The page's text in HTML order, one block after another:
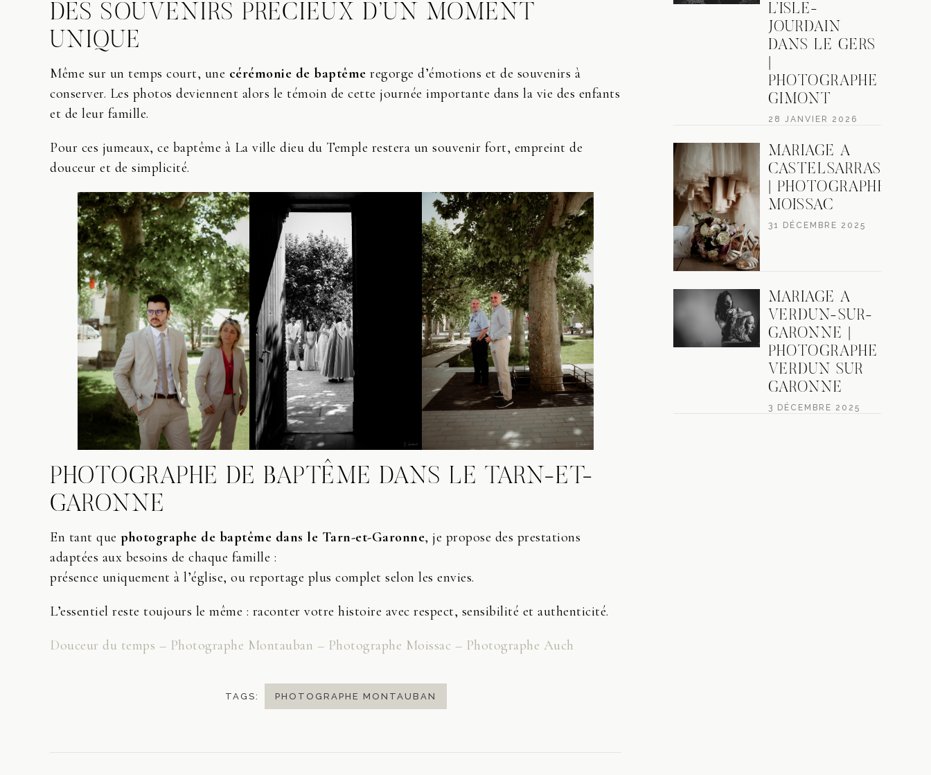
DES SOUVENIRS PRÉCIEUX D’UN MOMENT
UNIQUE
Même sur un temps court, une cérémonie de baptême regorge d’émotions et de souvenirs à
conserver. Les photos deviennent alors le témoin de cette journée importante dans la vie des enfants
et de leur famille.
Pour ces jumeaux, ce baptême à La ville dieu du Temple restera un souvenir fort, empreint de
douceur et de simplicité.
PHOTOGRAPHE DE BAPTÊME DANS LE TARN-ET-
GARONNE
En tant que photographe de baptême dans le Tarn-et-Garonne, je propose des prestations
adaptées aux besoins de chaque famille :
présence uniquement à l’église, ou reportage plus complet selon les envies.
L’essentiel reste toujours le même : raconter votre histoire avec respect, sensibilité et authenticité.
Douceur du temps – Photographe Montauban – Photographe Moissac – Photographe Auch
TAGS: PHOTOGRAPHE MONTAUBAN
L’ISLE-
JOURDAIN
DANS LE GERS
PHOTOGRAPHE
GIMONT
28 JANVIER 2026
MARIAGE À
CASTELSARRASIN
| PHOTOGRAPHE
MOISSAC
31 DÉCEMBRE 2025
MARIAGE À
VERDUN-SUR-
GARONNE |
PHOTOGRAPHE
VERDUN SUR
GARONNE
3 DÉCEMBRE 2025